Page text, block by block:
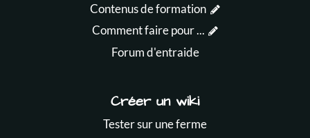
Contenus de formation
Comment faire pour ...
Forum d'entraide
Créer un wiki
Tester sur une ferme